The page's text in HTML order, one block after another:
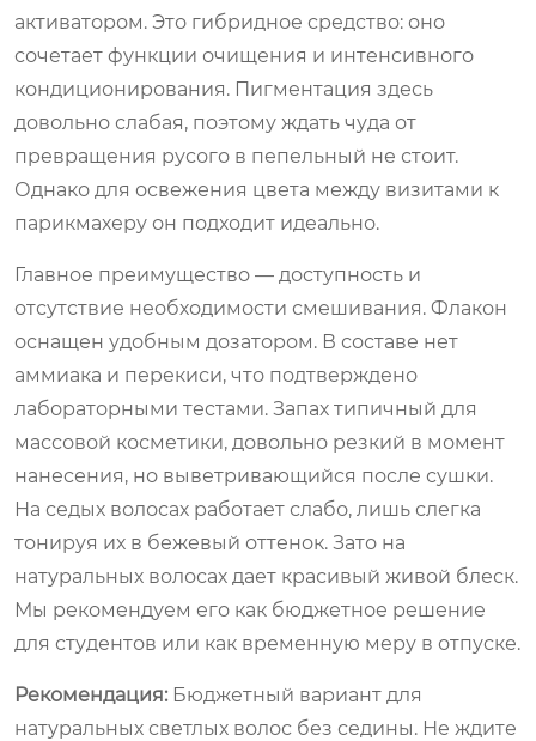
активатором. Это гибридное средство: оно
сочетает функции очищения и интенсивного
кондиционирования. Пигментация здесь
довольно слабая, поэтому ждать чуда от
превращения русого в пепельный не стоит.
Однако для освежения цвета между визитами к
парикмахеру он подходит идеально.
Главное преимущество — доступность и
отсутствие необходимости смешивания. Флакон
оснащен удобным дозатором. В составе нет
аммиака и перекиси, что подтверждено
лабораторными тестами. Запах типичный для
массовой косметики, довольно резкий в момент
нанесения, но выветривающийся после сушки.
На седых волосах работает слабо, лишь слегка
тонируя их в бежевый оттенок. Зато на
натуральных волосах дает красивый живой блеск.
Мы рекомендуем его как бюджетное решение
для студентов или как временную меру в отпуске.
Рекомендация: Бюджетный вариант для
натуральных светлых волос без седины. Не ждите